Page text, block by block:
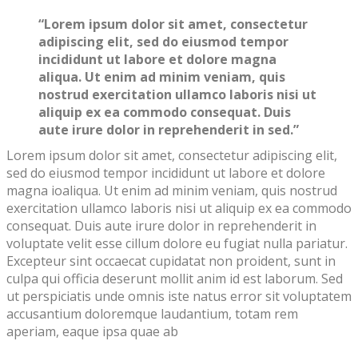
“Lorem ipsum dolor sit amet, consectetur
adipiscing elit, sed do eiusmod tempor
incididunt ut labore et dolore magna
aliqua. Ut enim ad minim veniam, quis
nostrud exercitation ullamco laboris nisi ut
aliquip ex ea commodo consequat. Duis
aute irure dolor in reprehenderit in sed.”
Lorem ipsum dolor sit amet, consectetur adipiscing elit,
sed do eiusmod tempor incididunt ut labore et dolore
magna ioaliqua. Ut enim ad minim veniam, quis nostrud
exercitation ullamco laboris nisi ut aliquip ex ea commodo
consequat. Duis aute irure dolor in reprehenderit in
voluptate velit esse cillum dolore eu fugiat nulla pariatur.
Excepteur sint occaecat cupidatat non proident, sunt in
culpa qui officia deserunt mollit anim id est laborum. Sed
ut perspiciatis unde omnis iste natus error sit voluptatem
accusantium doloremque laudantium, totam rem
aperiam, eaque ipsa quae ab